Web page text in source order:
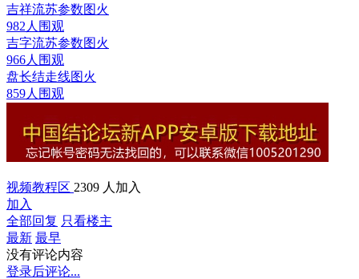
吉祥流苏参数图火
982人围观
吉字流苏参数图火
966人围观
盘长结走线图火
859人围观
视频教程区 2309 人加入
加入
全部回复 只看楼主
最新 最早
没有评论内容
登录后评论...